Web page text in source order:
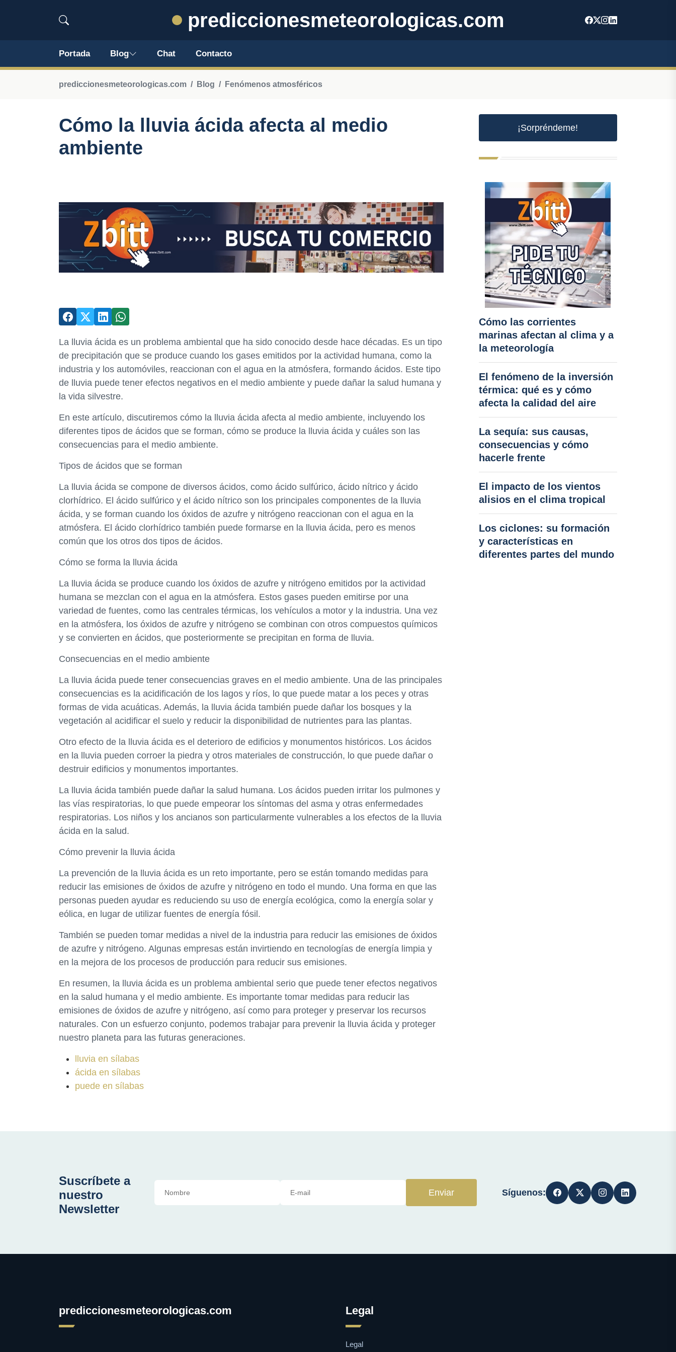
prediccionesmeteorologicas.com
Portada Blog Chat Contacto
prediccionesmeteorologicas.com Blog Fenómenos atmosféricos
Cómo la lluvia ácida afecta al medio
ambiente
La lluvia ácida es un problema ambiental que ha sido conocido desde hace décadas. Es un tipo
de precipitación que se produce cuando los gases emitidos por la actividad humana, como la
industria y los automóviles, reaccionan con el agua en la atmósfera, formando ácidos. Este tipo
de lluvia puede tener efectos negativos en el medio ambiente y puede dañar la salud humana y
la vida silvestre.
En este artículo, discutiremos cómo la lluvia ácida afecta al medio ambiente, incluyendo los
diferentes tipos de ácidos que se forman, cómo se produce la lluvia ácida y cuáles son las
consecuencias para el medio ambiente.
Tipos de ácidos que se forman
La lluvia ácida se compone de diversos ácidos, como ácido sulfúrico, ácido nítrico y ácido
clorhídrico. El ácido sulfúrico y el ácido nítrico son los principales componentes de la lluvia
ácida, y se forman cuando los óxidos de azufre y nitrógeno reaccionan con el agua en la
atmósfera. El ácido clorhídrico también puede formarse en la lluvia ácida, pero es menos
común que los otros dos tipos de ácidos.
Cómo se forma la lluvia ácida
La lluvia ácida se produce cuando los óxidos de azufre y nitrógeno emitidos por la actividad
humana se mezclan con el agua en la atmósfera. Estos gases pueden emitirse por una
variedad de fuentes, como las centrales térmicas, los vehículos a motor y la industria. Una vez
en la atmósfera, los óxidos de azufre y nitrógeno se combinan con otros compuestos químicos
y se convierten en ácidos, que posteriormente se precipitan en forma de lluvia.
Consecuencias en el medio ambiente
La lluvia ácida puede tener consecuencias graves en el medio ambiente. Una de las principales
consecuencias es la acidificación de los lagos y ríos, lo que puede matar a los peces y otras
formas de vida acuáticas. Además, la lluvia ácida también puede dañar los bosques y la
vegetación al acidificar el suelo y reducir la disponibilidad de nutrientes para las plantas.
Otro efecto de la lluvia ácida es el deterioro de edificios y monumentos históricos. Los ácidos
en la lluvia pueden corroer la piedra y otros materiales de construcción, lo que puede dañar o
destruir edificios y monumentos importantes.
La lluvia ácida también puede dañar la salud humana. Los ácidos pueden irritar los pulmones y
las vías respiratorias, lo que puede empeorar los síntomas del asma y otras enfermedades
respiratorias. Los niños y los ancianos son particularmente vulnerables a los efectos de la lluvia
ácida en la salud.
Cómo prevenir la lluvia ácida
La prevención de la lluvia ácida es un reto importante, pero se están tomando medidas para
reducir las emisiones de óxidos de azufre y nitrógeno en todo el mundo. Una forma en que las
personas pueden ayudar es reduciendo su uso de energía ecológica, como la energía solar y
eólica, en lugar de utilizar fuentes de energía fósil.
También se pueden tomar medidas a nivel de la industria para reducir las emisiones de óxidos
de azufre y nitrógeno. Algunas empresas están invirtiendo en tecnologías de energía limpia y
en la mejora de los procesos de producción para reducir sus emisiones.
En resumen, la lluvia ácida es un problema ambiental serio que puede tener efectos negativos
en la salud humana y el medio ambiente. Es importante tomar medidas para reducir las
emisiones de óxidos de azufre y nitrógeno, así como para proteger y preservar los recursos
naturales. Con un esfuerzo conjunto, podemos trabajar para prevenir la lluvia ácida y proteger
nuestro planeta para las futuras generaciones.
lluvia en sílabas
ácida en sílabas
puede en sílabas
¡Sorpréndeme!
Cómo las corrientes
marinas afectan al clima y a
la meteorología
El fenómeno de la inversión
térmica: qué es y cómo
afecta la calidad del aire
La sequía: sus causas,
consecuencias y cómo
hacerle frente
El impacto de los vientos
alisios en el clima tropical
Los ciclones: su formación
y características en
diferentes partes del mundo
Suscríbete a
nuestro
Newsletter
Enviar Síguenos:
prediccionesmeteorologicas.com Legal
Legal